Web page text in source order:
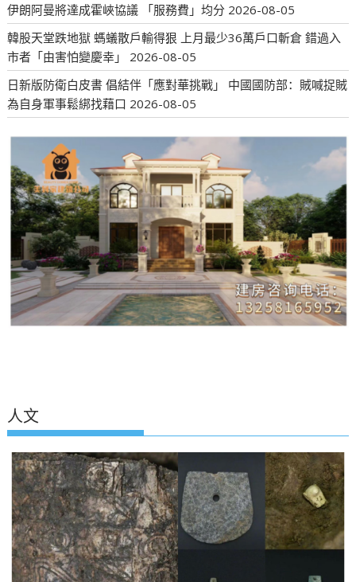
伊朗阿曼將達成霍峽協議 「服務費」均分 2026-08-05
韓股天堂跌地獄 螞蟻散戶輸得狠 上月最少36萬戶口斬倉 錯過入
市者「由害怕變慶幸」
2026-08-05
日新版防衛白皮書 倡結伴「應對華挑戰」 中國國防部：賊喊捉賊
為自身軍事鬆綁找藉口 2026-08-05
人文